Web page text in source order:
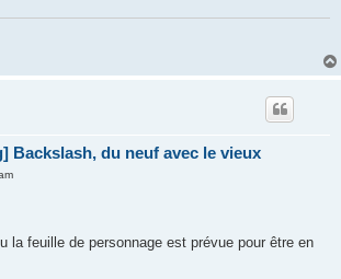
Backslash, du neuf avec le vieux
la feuille de personnage est prévue pour être en